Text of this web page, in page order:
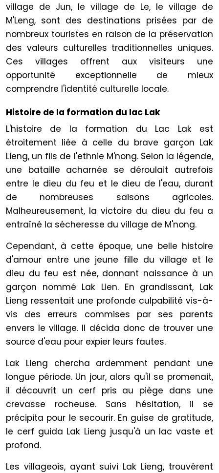
village de Jun, le village de Le, le village de
M'Leng, sont des destinations prisées par de
nombreux touristes en raison de la préservation
des valeurs culturelles traditionnelles uniques.
Ces villages offrent aux visiteurs une
opportunité exceptionnelle de mieux
comprendre l'identité culturelle locale.
Histoire de la formation du lac Lak
L'histoire de la formation du Lac Lak est
étroitement liée à celle du brave garçon Lak
Lieng, un fils de l'ethnie M'nong. Selon la légende,
une bataille acharnée se déroulait autrefois
entre le dieu du feu et le dieu de l'eau, durant
de nombreuses saisons agricoles.
Malheureusement, la victoire du dieu du feu a
entraîné la sécheresse du village de M'nong.
Cependant, à cette époque, une belle histoire
d'amour entre une jeune fille du village et le
dieu du feu est née, donnant naissance à un
garçon nommé Lak Lien. En grandissant, Lak
Lieng ressentait une profonde culpabilité vis-à-
vis des erreurs commises par ses parents
envers le village. Il décida donc de trouver une
source d'eau pour expier leurs fautes.
Lak Lieng chercha ardemment pendant une
longue période. Un jour, alors qu'il se promenait,
il découvrit un cerf pris au piège dans une
crevasse rocheuse. Sans hésitation, il se
précipita pour le secourir. En guise de gratitude,
le cerf guida Lak Lieng jusqu'à un lac vaste et
profond.
Les villageois, ayant suivi Lak Lieng, trouvèrent